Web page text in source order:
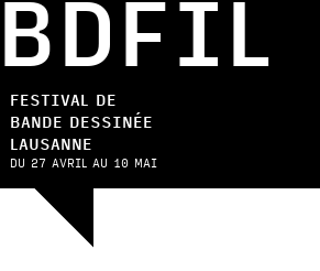
FESTIVAL DE
BANDE DESSINÉE
LAUSANNE
DU 27 AVRIL AU 10 MAI